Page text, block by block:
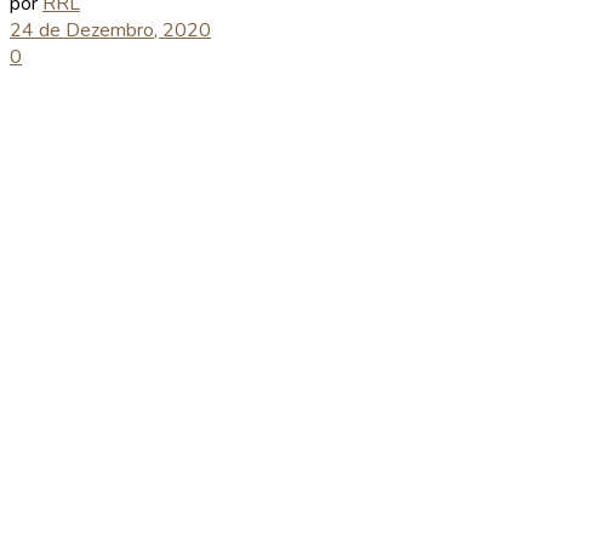
24 de Dezembro, 2020
0